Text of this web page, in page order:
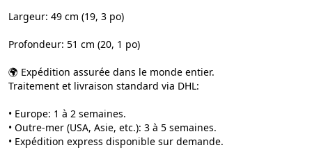
Largeur: 49 cm (19, 3 po)
Profondeur: 51 cm (20, 1 po)
🌍 Expédition assurée dans le monde entier.
Traitement et livraison standard via DHL:
• Europe: 1 à 2 semaines.
• Outre-mer (USA, Asie, etc.): 3 à 5 semaines.
• Expédition express disponible sur demande.